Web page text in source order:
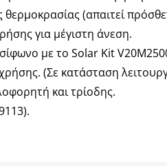
(απαιτεί
για μέγιστη άνεση.
με το Solar Kit
(Σε κατάσταση
και τρίοδης.